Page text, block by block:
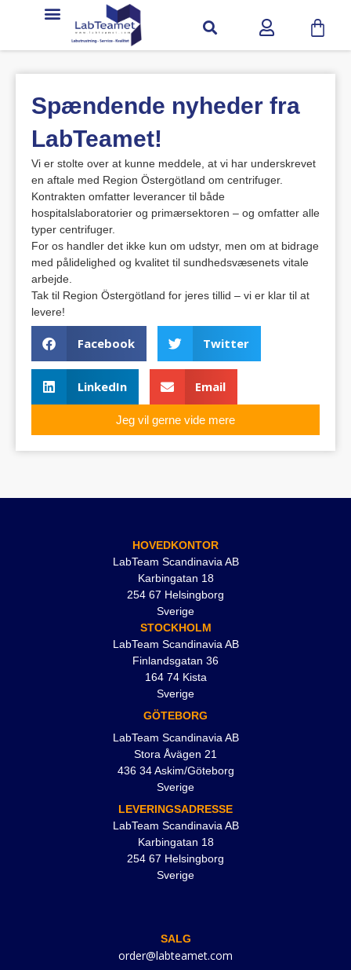
Spændende nyheder fra
LabTeamet!
Vi er stolte over at kunne meddele, at vi har underskrevet
en aftale med Region Östergötland om centrifuger.
Kontrakten omfatter leverancer til både
hospitalslaboratorier og primærsektoren – og omfatter alle
typer centrifuger.
For os handler det ikke kun om udstyr, men om at bidrage
med pålidelighed og kvalitet til sundhedsvæsenets vitale
arbejde.
Tak til Region Östergötland for jeres tillid – vi er klar til at
levere!
Facebook Twitter
LinkedIn Email
Jeg vil gerne vide mere
HOVEDKONTOR
LabTeam Scandinavia AB
Karbingatan 18
254 67 Helsingborg
Sverige
STOCKHOLM
LabTeam Scandinavia AB
Finlandsgatan 36
164 74 Kista
Sverige
GÖTEBORG
LabTeam Scandinavia AB
Stora Åvägen 21
436 34 Askim/Göteborg
Sverige
LEVERINGSADRESSE
LabTeam Scandinavia AB
Karbingatan 18
254 67 Helsingborg
Sverige
SALG
order@labteamet.com